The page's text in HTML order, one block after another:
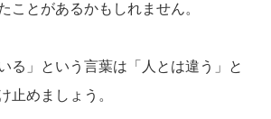
ことがあるかもしれません。
る」という言葉は「人とは違う」と
止めましょう。